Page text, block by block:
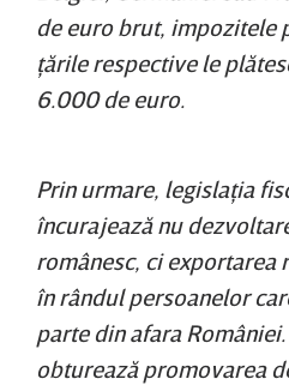
de euro brut, impozitele
ţările respective le
6.000 de euro.
Prin urmare, legislaţia
încurajează nu
românesc, ci exportarea
în rândul persoanelor
parte din afara
obturează promovarea